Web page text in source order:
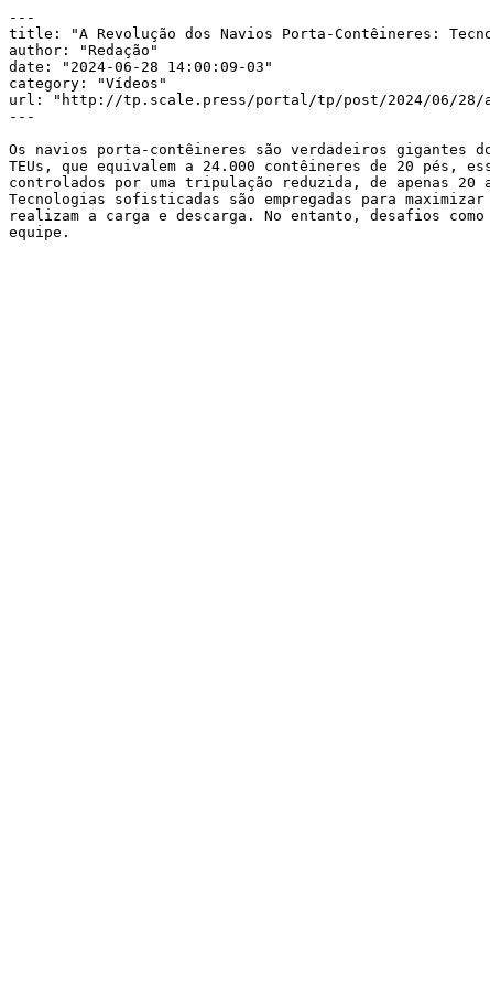
---
title: "A Revolução dos Navios Porta-Contêineres:
author: "Redação"
date: "2024-06-28 14:00:09-03"
category: "Vídeos"
url: "http://tp.scale.press/portal/tp/post/2024/06/28/
---
Os navios porta-contêineres são verdadeiros gigantes
TEUs, que equivalem a 24.000 contêineres de 20 pés,
controlados por uma tripulação reduzida, de apenas 20
Tecnologias sofisticadas são empregadas para
realizam a carga e descarga. No entanto, desafios
equipe.